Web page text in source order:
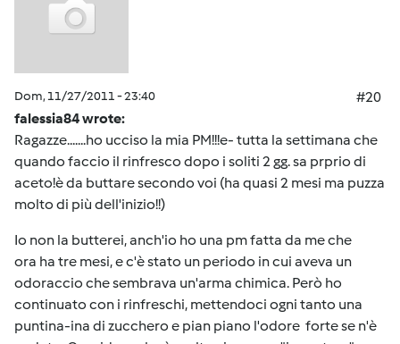
Dom, 11/27/2011 - 23:40
#20
falessia84 wrote:
Ragazze.......ho ucciso la mia PM!!!e- tutta la settimana che
quando faccio il rinfresco dopo i soliti 2 gg. sa prprio di
aceto!è da buttare secondo voi (ha quasi 2 mesi ma puzza
molto di più dell'inizio!!)
Io non la butterei, anch'io ho una pm fatta da me che
ora ha tre mesi, e c'è stato un periodo in cui aveva un
odoraccio che sembrava un'arma chimica. Però ho
continuato con i rinfreschi, mettendoci ogni tanto una
puntina-ina di zucchero e pian piano l'odore forte se n'è